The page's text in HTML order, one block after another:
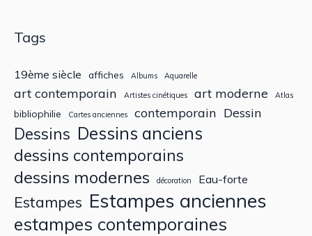
Tags
19ème siècle affiches Albums Aquarelle
art contemporain Artistes cinétiques art moderne Atlas
bibliophilie Cartes anciennes contemporain Dessin
Dessins Dessins anciens
dessins contemporains
dessins modernes décoration Eau-forte
Estampes Estampes anciennes
estampes contemporaines